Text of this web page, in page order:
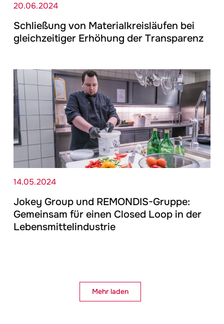
20.06.2024
Schließung von Materialkreisläufen bei
gleichzeitiger Erhöhung der Transparenz
14.05.2024
Jokey Group und REMONDIS-Gruppe:
Gemeinsam für einen Closed Loop in der
Lebensmittelindustrie
Mehr laden